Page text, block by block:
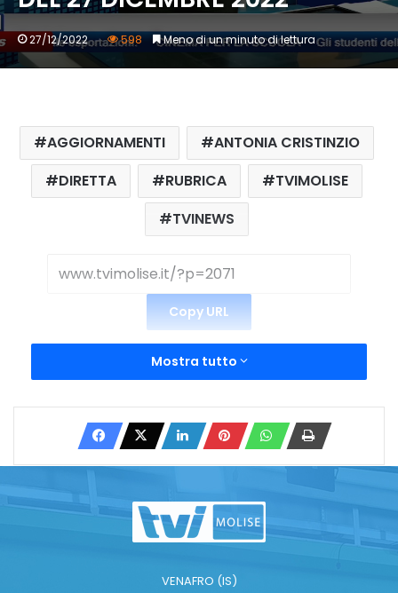
27/12/2022 598 Meno di un minuto di lettura
AGGIORNAMENTI
ANTONIA CRISTINZIO
DIRETTA
RUBRICA
TVIMOLISE
TVINEWS
Copy URL
Mostra tutto
VENAFRO (IS)